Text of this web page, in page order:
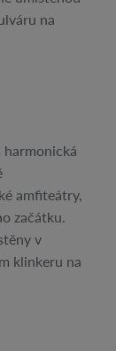
na
amfiteátry,
začátku.
v
klinkeru na